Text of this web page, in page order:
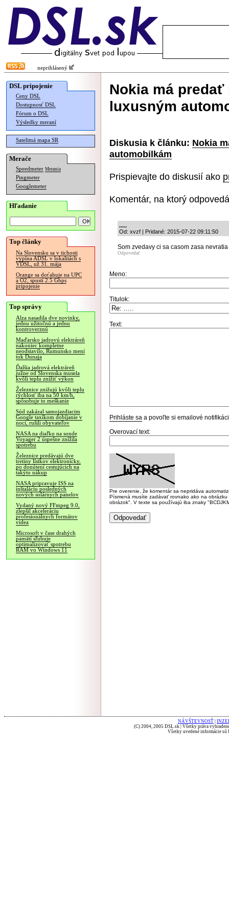
neprihlásený
DSL pripojenie
Ceny DSL
Dostupnosť DSL
Fórum o DSL
Výsledky meraní
Satelitná mapa SR
Merače
Speedmeter Merania
Pingmeter
Googlemeter
Hľadanie
Top články
Na Slovensku sa v tichosti
vypína ADSL v lokalitách s
VDSL, už 31. mája
Orange sa doťahuje na UPC
a O2, spustí 2.5 Gbps
pripojenie
Top správy
Alza nasadila dve novinky,
jednu užitočnú a jednu
kontroverznú
Maďarsko jadrovú elektráreň
nakoniec kompletne
neodstavilo, Rumunsko mení
tok Dunaja
Ďalšia jadrová elektráreň
južne od Slovenska musela
kvôli teplu znížiť výkon
Železnice znižujú kvôli teplu
rýchlosť iba na 50 km/h,
spôsobuje to meškanie
Súd zakázal samojazdiacim
Google taxíkom dobíjanie v
noci, rušili obyvateľov
NASA na diaľku na sonde
Voyager 2 úspešne znížila
spotrebu
Železnice predávajú dve
tretiny lístkov elektronicky,
po donútení cestujúcich na
takýto nákup
NASA pripravuje ISS na
inštaláciu posledných
nových solárnych panelov
Vydaný nový FFmpeg 9.0,
zlepšil akceleráciu
profesionálnych formátov
videa
Microsoft v čase drahých
pamätí sľubuje
optimalizovať spotrebu
RAM vo Windows 11
Nokia má predať
luxusným
Diskusia k článku: Nokia
automobilkám
Prispievajte do diskusií ako
Komentár, na ktorý
.....
Od: xvzf | Pridané: 2015-07-22 09:11:50
Som zvedavy ci sa casom zasa
Odpovedať
Meno:
Titulok:
Text:
Prihláste sa a povoľte si emailové
Overovací text:
Pre overenie, že komentár sa nepridáva
Písmená musíte zadávať rovnako ako na
obrázok". V texte sa používajú iba znaky
NÁVŠTEVNOSŤ
(C) 2004, 2005 DSL.sk | Všetky práva
Všetky uvedené informácie sú